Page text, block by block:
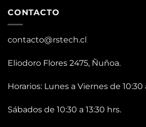
CONTACTO
contacto@rstech.cl
Eliodoro Flores 2475, Ñuñoa.
Horarios: Lunes a Viernes de 10:30
Sábados de 10:30 a 13:30 hrs.